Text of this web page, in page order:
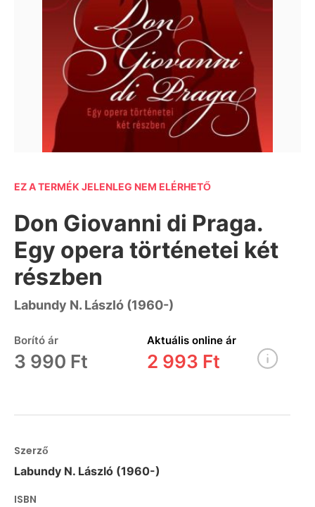
EZ A TERMÉK JELENLEG NEM ELÉRHETŐ
Don Giovanni di Praga.
Egy opera történetei két
részben
Labundy N. László (1960-)
Borító ár
3 990 Ft
Aktuális online ár
2 993 Ft
Szerző
Labundy N. László (1960-)
ISBN